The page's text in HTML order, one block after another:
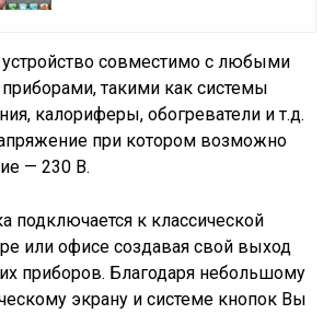
совместимо с любыми
такими как системы
калориферы, обогреватели и т.д.
при котором возможно
— 230 В.
подключается к классической
или офисе создавая свой выход
приборов. Благодаря небольшому
экрану и системе кнопок Вы